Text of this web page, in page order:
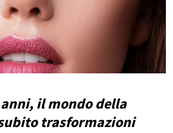
il mondo della
trasformazioni